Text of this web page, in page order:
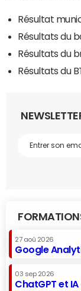
Résultat
Résultats du
Résultats du
Résultats du
27 aoû 2026
Google
03 sep 2026
ChatGPT et